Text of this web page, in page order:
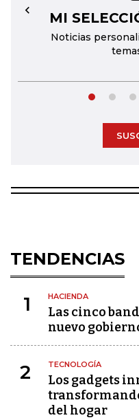
MI
Noticias
←
TENDENCIAS
1 HACIENDA
Las cinco
nuevo
2 TECNOLOGÍA
Los gadgets
del hogar